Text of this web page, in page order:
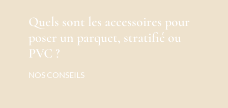
Quels sont les accessoires pour
poser un parquet, stratifié ou
PVC ?
NOS CONSEILS